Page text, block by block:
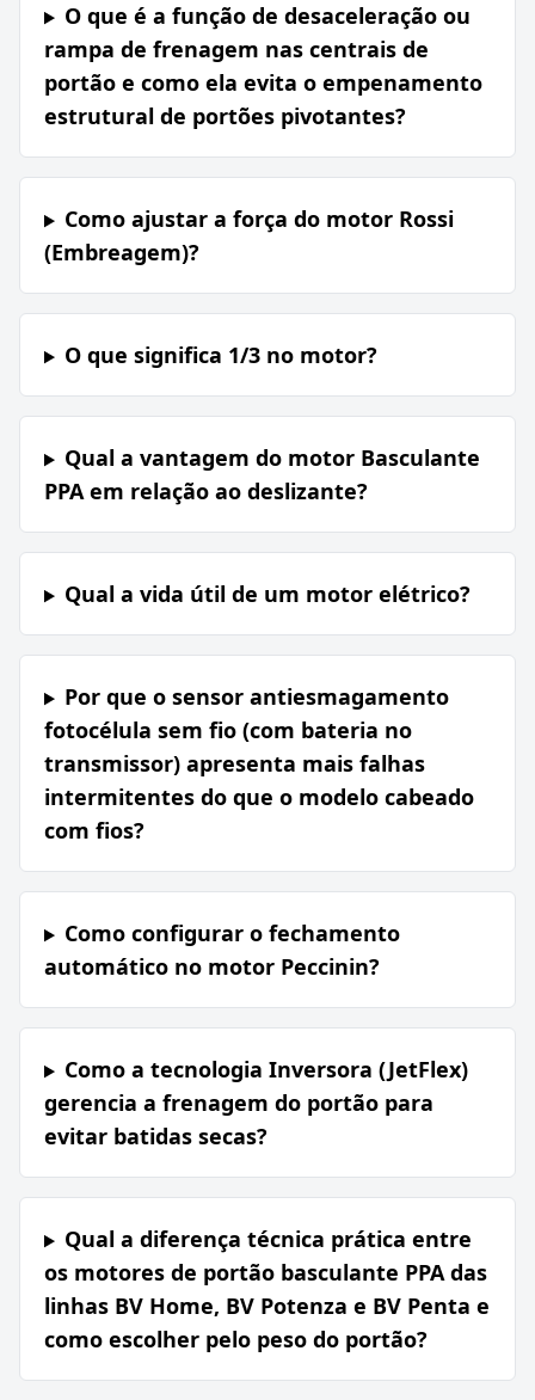
O que é a função de desaceleração ou
rampa de frenagem nas centrais de
portão e como ela evita o empenamento
estrutural de portões pivotantes?
Como ajustar a força do motor Rossi
(Embreagem)?
O que significa 1/3 no motor?
Qual a vantagem do motor Basculante
PPA em relação ao deslizante?
Qual a vida útil de um motor elétrico?
Por que o sensor antiesmagamento
fotocélula sem fio (com bateria no
transmissor) apresenta mais falhas
intermitentes do que o modelo cabeado
com fios?
Como configurar o fechamento
automático no motor Peccinin?
Como a tecnologia Inversora (JetFlex)
gerencia a frenagem do portão para
evitar batidas secas?
Qual a diferença técnica prática entre
os motores de portão basculante PPA das
linhas BV Home, BV Potenza e BV Penta e
como escolher pelo peso do portão?